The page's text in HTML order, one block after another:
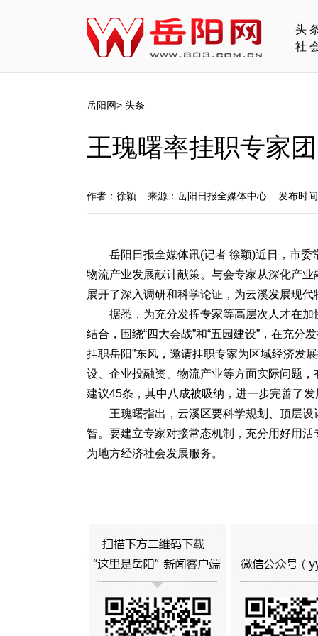
头
社
岳阳网> 头条
王瑰曙率挂职专家
作者：徐颖 来源：岳阳日报全媒体中心 发布时
岳阳日报全媒体讯(记者 徐颖)近日，市委
物流产业发展献计献策。与会专家从深化产
展开了深入调研和科学论证，为云溪发展现
据悉，为充分发挥专家等高层次人才在加
结合，围绕“四大会战”和“五园建设”，在充分
挂职岳阳”东风，邀请挂职专家为区域经济发
设、企业投融资、物流产业等方面实际问题
建议45条，其中八成被吸纳，进一步完善了
王瑰曙指出，云溪区要科学规划、顶层设
智。要建立专家对接常态机制，充分用好用
为地方经济社会发展服务。